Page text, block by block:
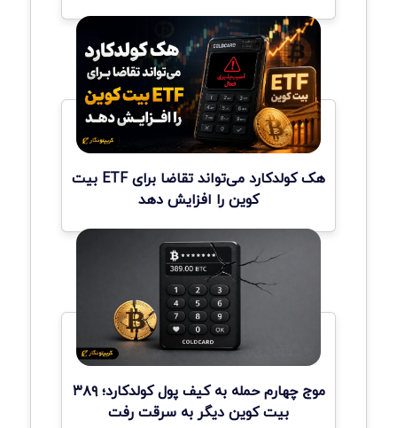
هک کولدکارد می‌تواند تقاضا برای ETF بیت
کوین را افزایش دهد
موج چهارم حمله به کیف پول کولدکارد؛ ۳۸۹
بیت کوین دیگر به سرقت رفت